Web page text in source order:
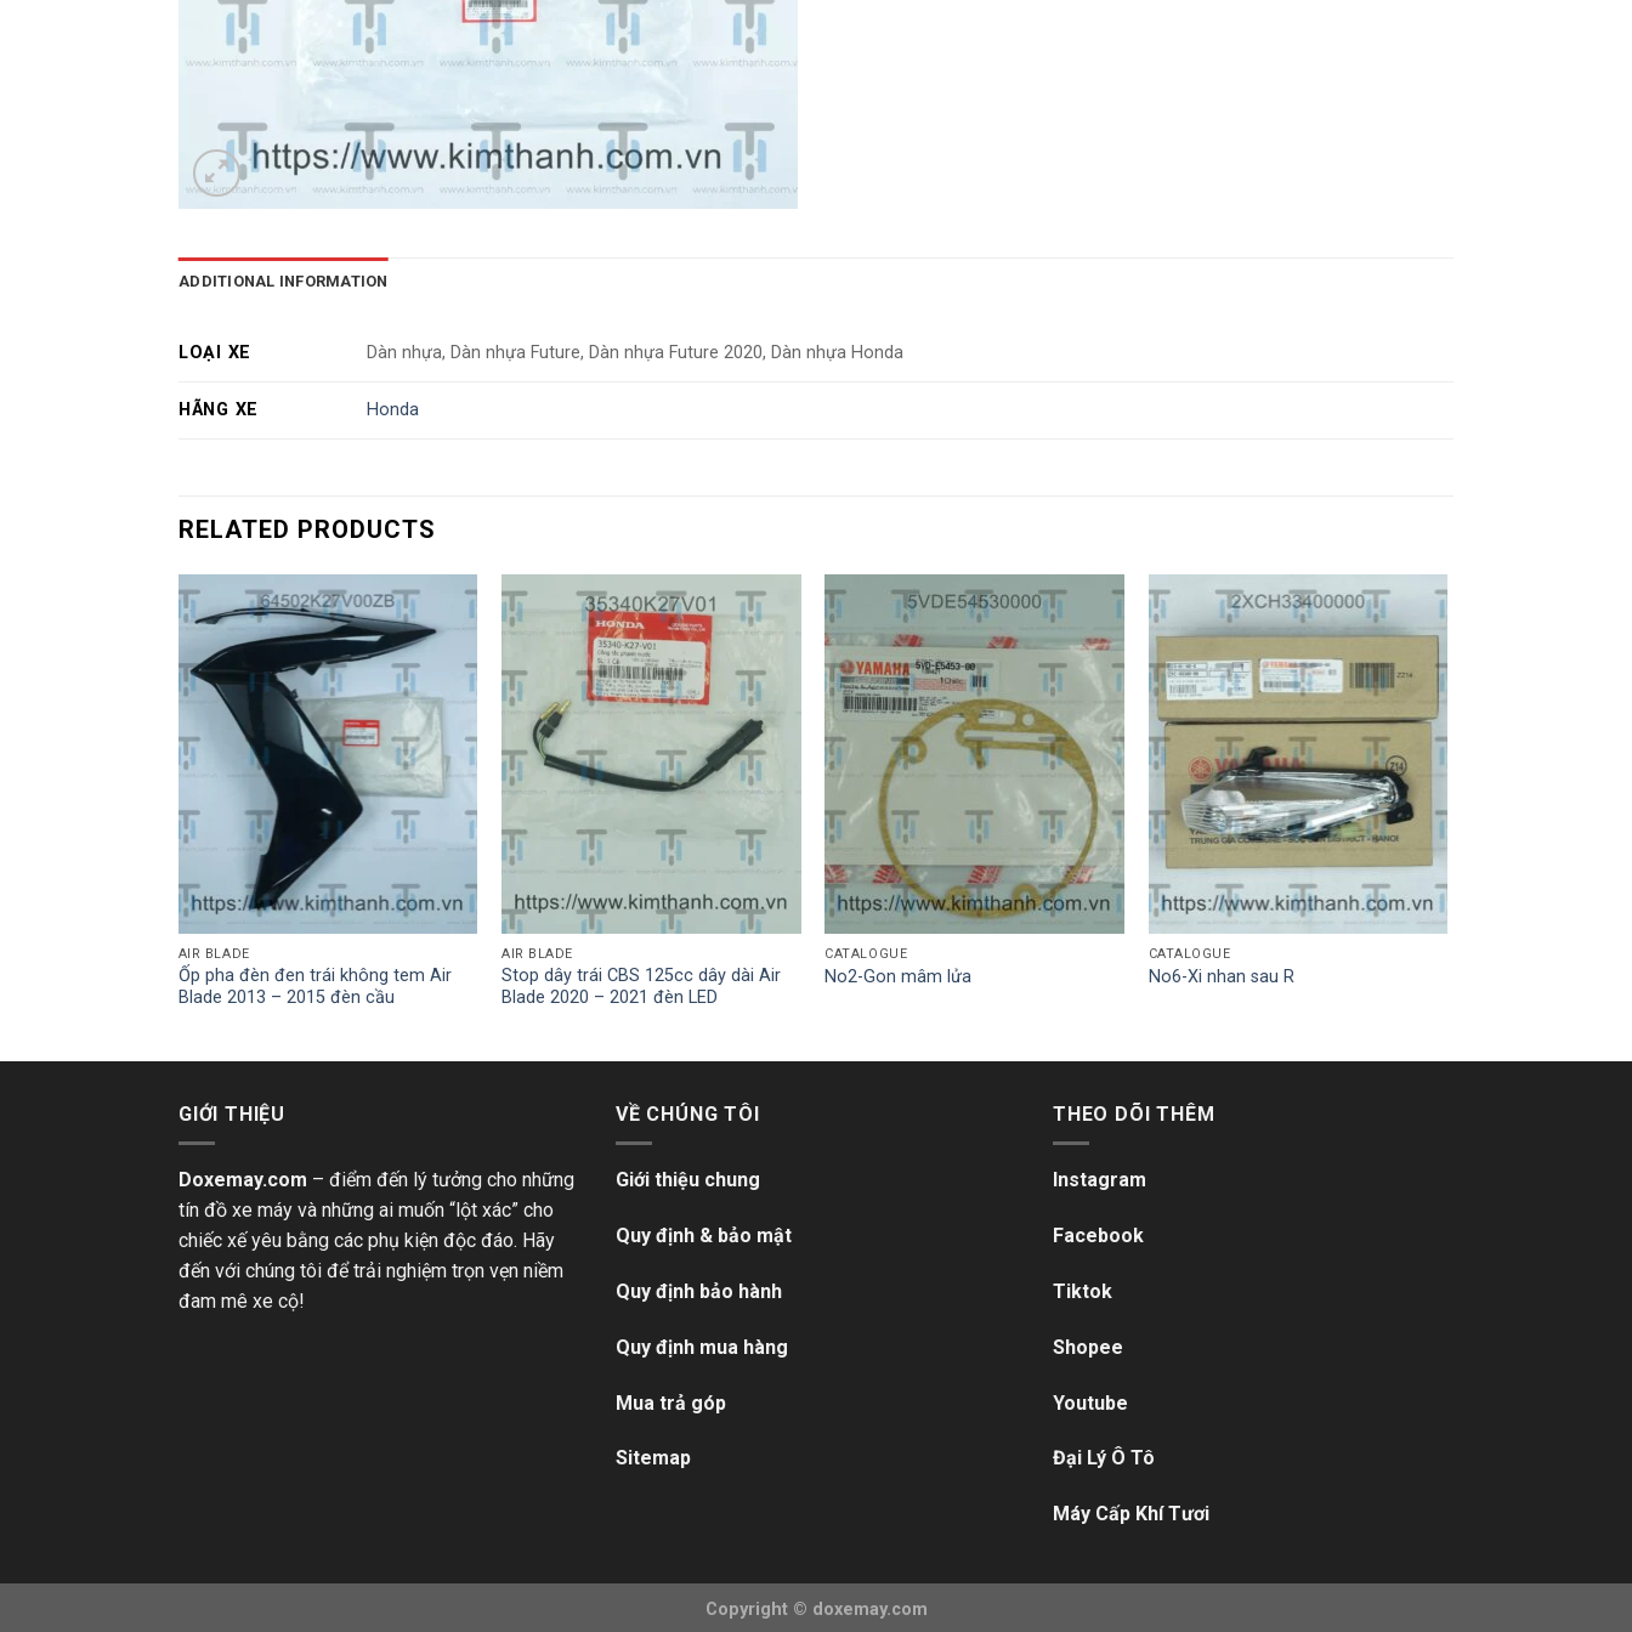
ADDITIONAL INFORMATION
LOẠI XE Dàn nhựa, Dàn nhựa Future, Dàn nhựa Future 2020, Dàn nhựa Honda
HÃNG XE Honda
RELATED PRODUCTS
AIR BLADE
Ốp pha đèn đen trái không tem Air
Blade 2013 – 2015 đèn cầu
AIR BLADE
Stop dây trái CBS 125cc dây dài Air
Blade 2020 – 2021 đèn LED
CATALOGUE
No2-Gon mâm lửa
CATALOGUE
No6-Xi nhan sau R
GIỚI THIỆU
Doxemay.com – điểm đến lý tưởng cho những
tín đồ xe máy và những ai muốn “lột xác” cho
chiếc xế yêu bằng các phụ kiện độc đáo. Hãy
đến với chúng tôi để trải nghiệm trọn vẹn niềm
đam mê xe cộ!
VỀ CHÚNG TÔI
Giới thiệu chung
Quy định & bảo mật
Quy định bảo hành
Quy định mua hàng
Mua trả góp
Sitemap
THEO DÕI THÊM
Instagram
Facebook
Tiktok
Shopee
Youtube
Đại Lý Ô Tô
Máy Cấp Khí Tươi
Copyright © doxemay.com